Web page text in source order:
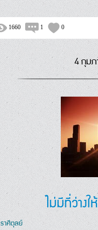
1660 1 0
4 กุม
ไม่มีที่ว่าง
ราศีตุลย์